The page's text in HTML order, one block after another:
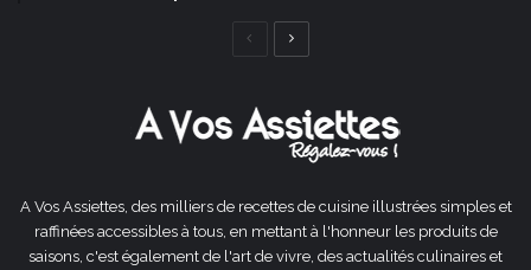
Page
A Vos Assiettes, des milliers de recettes de cuisine illustrées simples et
raffinées accessibles à tous, en mettant à l'honneur les produits de
saisons, c'est également de l'art de vivre, des actualités culinaires et